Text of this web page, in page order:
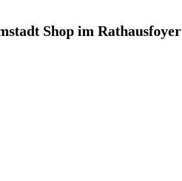
Shop im Rathausfoyer